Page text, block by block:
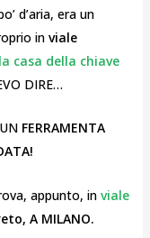
d’aria, era un
inviale
la casa della chiave
DIRE…
FERRAMENTA
appunto, in viale
A MILANO.